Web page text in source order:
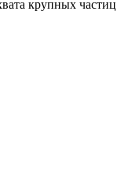
крупных